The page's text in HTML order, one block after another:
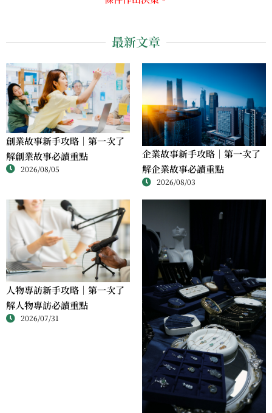
最新文章
創業故事新手攻略｜第一次了
解創業故事必讀重點
2026/08/05
企業故事新手攻略｜第一次了
解企業故事必讀重點
2026/08/03
人物專訪新手攻略｜第一次了
解人物專訪必讀重點
2026/07/31